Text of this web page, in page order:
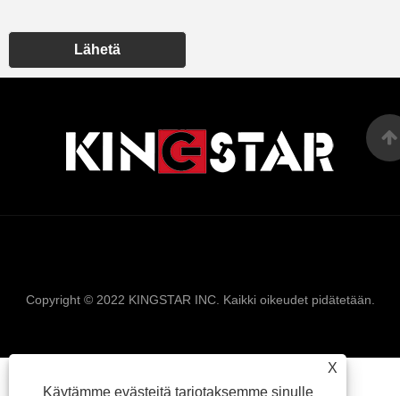
Lähetä
X
Käytämme evästeitä tarjotaksemme sinulle
Copyright © 2022 KINGSTAR INC. Kaikki oikeudet pidätetään.